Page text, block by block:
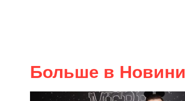
Больше в Новини